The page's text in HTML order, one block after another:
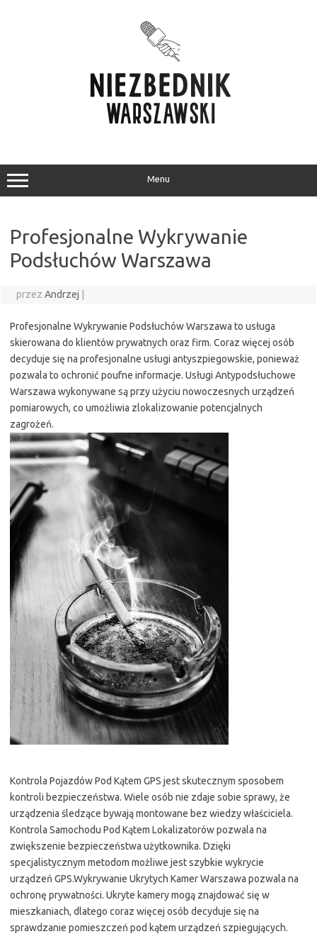
Menu
Profesjonalne Wykrywanie
Podsłuchów Warszawa
przez Andrzej
Profesjonalne Wykrywanie Podsłuchów Warszawa to usługa
skierowana do klientów prywatnych oraz firm. Coraz więcej osób
decyduje się na profesjonalne usługi antyszpiegowskie, ponieważ
pozwala to ochronić poufne informacje. Usługi Antypodsłuchowe
Warszawa wykonywane są przy użyciu nowoczesnych urządzeń
pomiarowych, co umożliwia zlokalizowanie potencjalnych
zagrożeń.
Kontrola Pojazdów Pod Kątem GPS jest skutecznym sposobem
kontroli bezpieczeństwa. Wiele osób nie zdaje sobie sprawy, że
urządzenia śledzące bywają montowane bez wiedzy właściciela.
Kontrola Samochodu Pod Kątem Lokalizatorów pozwala na
zwiększenie bezpieczeństwa użytkownika. Dzięki
specjalistycznym metodom możliwe jest szybkie wykrycie
urządzeń GPS.Wykrywanie Ukrytych Kamer Warszawa pozwala na
ochronę prywatności. Ukryte kamery mogą znajdować się w
mieszkaniach, dlatego coraz więcej osób decyduje się na
sprawdzanie pomieszczeń pod kątem urządzeń szpiegujących.